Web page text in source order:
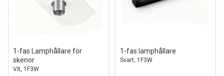
1-fas Lamphållare för
skenor
Vit, 1F3W
1-fas lamphållare
Svart, 1F3W